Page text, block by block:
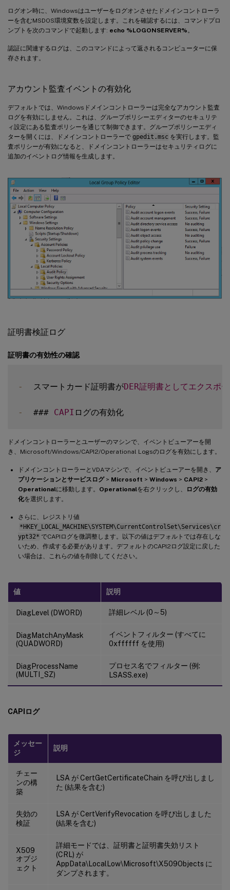
ログオン時に、Windowsはユーザーをログオンさせたドメインコントローラ
ーを含むMSDOS環境変数を設定します。これを確認するには、コマンドプロ
ンプトを次のコマンドで起動します: echo %LOGONSERVER% 。
認証に関連するログは、このコマンドによって返されるコンピューターに保
存されます。
アカウント監査イベントの有効化
デフォルトでは、Windowsドメインコントローラーは完全なアカウント監査
ログを有効にしません。これは、グループポリシーエディターのセキュリテ
ィ設定にある監査ポリシーを通じて制御できます。グループポリシーエディ
ターを開くには、ドメインコントローラーで gpedit.msc を実行します。監
査ポリシーが有効になると、ドメインコントローラーはセキュリティログに
追加のイベントログ情報を生成します。
証明書検証ログ
証明書の有効性の確認
-
  スマートカード証明書が
DER証明書としてエクスポ
-
  ###
CAPI
ドメインコントローラーとユーザーのマシンで、イベントビューアーを開
き、Microsoft/Windows/CAPI2/Operational Logsのログを有効にします。
ドメインコントローラーとVDAマシンで、イベントビューアーを開き、 ア
プリケーションとサービスログ> Microsoft > Windows > CAPI2 >
Operationalに移動します。 Operationalを右クリックし、
ログの有効
化を選択します。
さらに、レジストリ値
*HKEY_LOCAL_MACHINE\SYSTEM\CurrentControlSet\Services\cr
ypt32* でCAPIログを微調整します。以下の値はデフォルトでは存在しな
いため、作成する必要があります。デフォルトのCAPI2ログ設定に戻した
い場合は、これらの値を削除してください。
値 説明
DiagLevel (DWORD) 詳細レベル (0～5)
DiagMatchAnyMask
(QUADWORD)
イベントフィルター (すべてに
0xffffff を使用)
DiagProcessName
(MULTI_SZ)
プロセス名でフィルター (例:
LSASS.exe)
CAPIログ
メッセー
ジ
説明
チェー
ンの構
築
LSA が CertGetCertificateChain を呼び出しまし
た (結果を含む)
失効の
検証
LSA が CertVerifyRevocation を呼び出しました
(結果を含む)
X509
オブジ
ェクト
詳細モードでは、証明書と証明書失効リスト
(CRL) が
AppData\LocalLow\Microsoft\X509Objects に
ダンプされます。